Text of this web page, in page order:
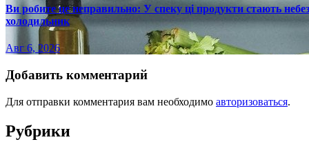
Ви робите це неправильно: У спеку ці продукти стають
холодильник
Авг 6, 2026
Добавить комментарий
Для отправки комментария вам необходимо авторизоваться.
Рубрики